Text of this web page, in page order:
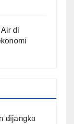
di
dijangka